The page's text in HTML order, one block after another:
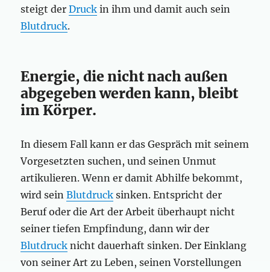
steigt derDruck in ihm und damit auch sein
Blutdruck.
Energie, die nicht nach außen
abgegeben werden kann, bleibt
im Körper.
In diesem Fall kann er das Gespräch mit seinem
Vorgesetzten suchen, und seinen Unmut
artikulieren. Wenn er damit Abhilfe bekommt,
wird seinBlutdruck sinken. Entspricht der
Beruf oder die Art der Arbeit überhaupt nicht
seiner tiefen Empfindung, dann wir der
Blutdruck nicht dauerhaft sinken. Der Einklang
von seiner Art zu Leben, seinen Vorstellungen